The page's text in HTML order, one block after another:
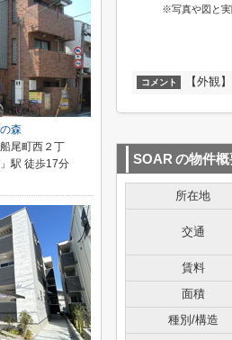
※写真や図と実
コメント 【外観】
SOAR の物件概
所在地
交通
賃料
面積
種別/構造
森
尾町西２丁
駅 徒歩17分